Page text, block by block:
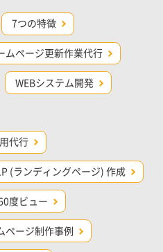
7つの特徴
ムページ更新作業代行
WEBシステム開発
代行
(ランディングページ) 作成
度ビュー
ページ制作事例